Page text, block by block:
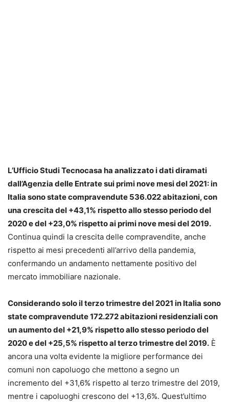
L’Ufficio Studi Tecnocasa ha analizzato i dati diramati
dall’Agenzia delle Entrate sui primi nove mesi del 2021: in
Italia sono state compravendute 536.022 abitazioni, con
una crescita del +43,1% rispetto allo stesso periodo del
2020 e del +23,0% rispetto ai primi nove mesi del 2019.
Continua quindi la crescita delle compravendite, anche
rispetto ai mesi precedenti all’arrivo della pandemia,
confermando un andamento nettamente positivo del
mercato immobiliare nazionale.
Considerando solo il terzo trimestre del 2021 in Italia sono
state compravendute 172.272 abitazioni residenziali con
un aumento del +21,9% rispetto allo stesso periodo del
2020 e del +25,5% rispetto al terzo trimestre del 2019. È
ancora una volta evidente la migliore performance dei
comuni non capoluogo che mettono a segno un
incremento del +31,6% rispetto al terzo trimestre del 2019,
mentre i capoluoghi crescono del +13,6%. Quest’ultimo